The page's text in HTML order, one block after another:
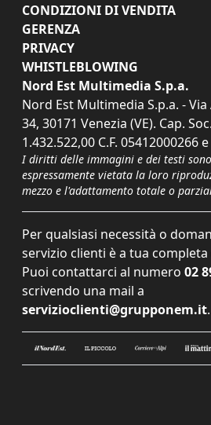
CONDIZIONI DI VENDITA
GERENZA
PRIVACY
WHISTLEBLOWING
Nord Est Multimedia S.p.a.
Nord Est Multimedia S.p.a. -
34, 30171 Venezia (VE). Cap.
1.432.522,00 C.F. 05412000266
I diritti delle immagini e dei testi
espressamente vietata la loro
mezzo e l'adattamento totale o
Per qualsiasi necessità o
servizio clienti è a tua
Puoi contattarci al numero 02
scrivendo una mail a
servizioclienti@grupponem.it.